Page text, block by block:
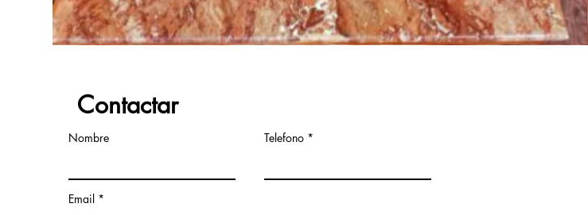
Contactar
Nombre Telefono
Email